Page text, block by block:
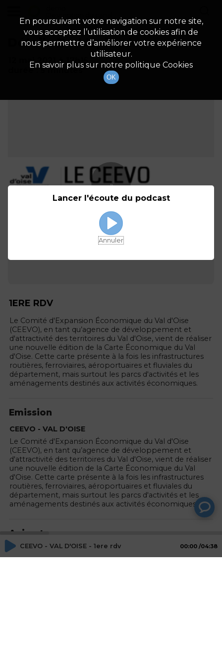
Détails De L'épisode
12 mai 2021
à 17h15
durée : 5 minutes
1ERE RDV
Le Comité d'Expansion Économique du Val d'Oise
(CEEVO), en tant qu’agence de développement et
d'attractivité des territoires du Val d'Oise, vient de réaliser
une nouvelle édition de la Carte Économique du Val
d'Oise. Cette carte présente à la fois les infrastructures
routières, ferroviaires, aéroportuaires et fluviales du
département, mais surtout les parcs d'activités et les
aménagements destinés aux activités économiques.
Emission
CEEVO - VAL D'OISE
Le Comité d'Expansion Économique du Val d'Oise
(CEEVO), en tant qu’agence de développement et
d'attractivité des territoires du Val d'Oise, vient de réaliser
une nouvelle édition de la Carte Économique du Val
d'Oise. Cette carte présente à la fois les infrastructures
routières, ferroviaires, aéroportuaires et fluviales du
département, mais surtout les parcs d'activités et les
aménagements destinés aux activités économiques.
Animateurs
CEEVO - VAL D'OISE - 1ere rdv 00:00 04:38
En poursuivant votre navigation sur notre site,
vous acceptez l’utilisation de cookies afin de
nous permettre d’améliorer votre expérience
utilisateur.
En savoir plus sur notre politique Cookies
OK
Lancer l'écoute du podcast
Annuler